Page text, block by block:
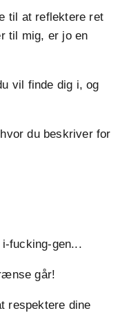
til at reflektere ret
til mig, er jo en
vil finde dig i, og
du beskriver for
i-fucking-gen...
går!
respektere dine